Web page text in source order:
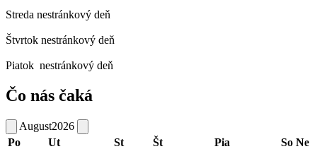
Streda nestránkový deň
Štvrtok nestránkový deň
Piatok nestránkový deň
Čo nás čaká
August2026
Po
Ut St Št Pia So Ne